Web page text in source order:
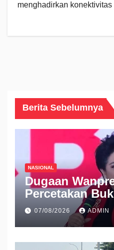
menghadirkan
Berita Sebelumnya
NASIONAL
Dugaan
Percetakan
Rahakundini
ke PN Cibinong
07/08/2026 ADMIN